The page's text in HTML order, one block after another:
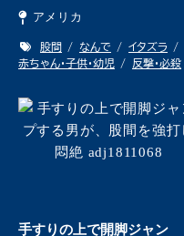
アメリカ
股間 なんで
イタズラ
赤ちゃん・子供・幼児
反撃・必殺
手すりの上で開脚ジャン